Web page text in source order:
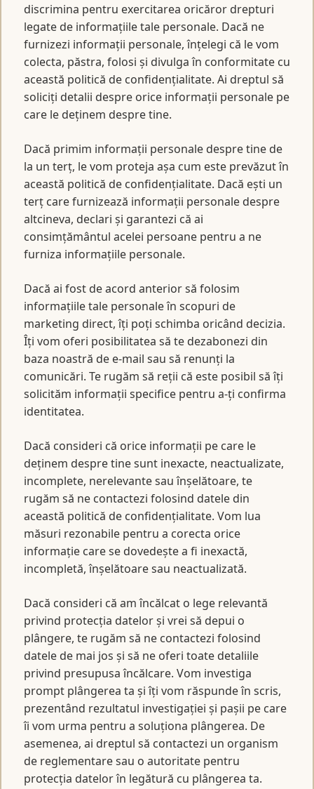
discrimina pentru exercitarea oricăror drepturi
legate de informațiile tale personale. Dacă ne
furnizezi informații personale, înțelegi că le vom
colecta, păstra, folosi și divulga în conformitate cu
această politică de confidențialitate. Ai dreptul să
soliciți detalii despre orice informații personale pe
care le deținem despre tine.
Dacă primim informații personale despre tine de
la un terț, le vom proteja așa cum este prevăzut în
această politică de confidențialitate. Dacă ești un
terț care furnizează informații personale despre
altcineva, declari și garantezi că ai
consimțământul acelei persoane pentru a ne
furniza informațiile personale.
Dacă ai fost de acord anterior să folosim
informațiile tale personale în scopuri de
marketing direct, îți poți schimba oricând decizia.
Îți vom oferi posibilitatea să te dezabonezi din
baza noastră de e-mail sau să renunți la
comunicări. Te rugăm să reții că este posibil să îți
solicităm informații specifice pentru a-ți confirma
identitatea.
Dacă consideri că orice informații pe care le
deținem despre tine sunt inexacte, neactualizate,
incomplete, nerelevante sau înșelătoare, te
rugăm să ne contactezi folosind datele din
această politică de confidențialitate. Vom lua
măsuri rezonabile pentru a corecta orice
informație care se dovedește a fi inexactă,
incompletă, înșelătoare sau neactualizată.
Dacă consideri că am încălcat o lege relevantă
privind protecția datelor și vrei să depui o
plângere, te rugăm să ne contactezi folosind
datele de mai jos și să ne oferi toate detaliile
privind presupusa încălcare. Vom investiga
prompt plângerea ta și îți vom răspunde în scris,
prezentând rezultatul investigației și pașii pe care
îi vom urma pentru a soluționa plângerea. De
asemenea, ai dreptul să contactezi un organism
de reglementare sau o autoritate pentru
protecția datelor în legătură cu plângerea ta.